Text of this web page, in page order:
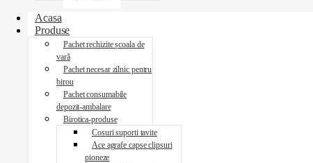
Acasa
Produse
Pachet rechizite școala de
vară
Pachet necesar zilnic pentru
birou
Pachet consumabile
depozit-ambalare
Birotica-produse
Cosuri suporti tavite
Ace agrafe capse clipsuri
pioneze